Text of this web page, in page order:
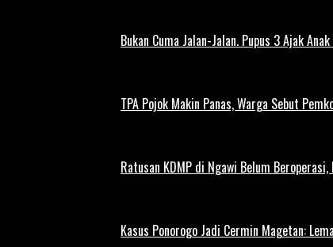
Bukan Cuma Jalan-Jalan. Pupus 3 Ajak
TPA Pojok Makin Panas, Warga Sebut
Ratusan KDMP di Ngawi Belum
Kasus Ponorogo Jadi Cermin Magetan: